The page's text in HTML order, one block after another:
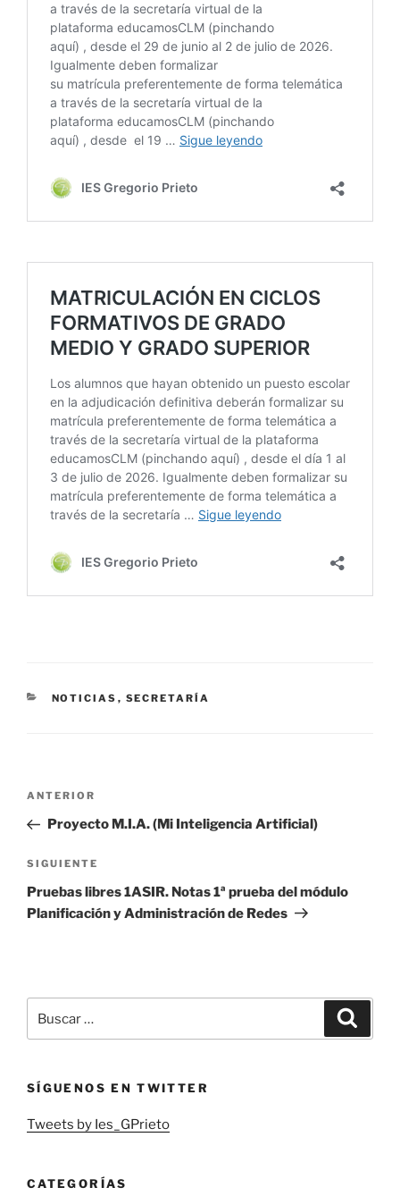
CATEGORÍAS
NOTICIAS , SECRETARÍA
Navegación
entradas
Entrada
anterior:
ANTERIOR
Proyecto M.I.A. (Mi Inteligencia Artificial)
Siguiente
entrada
SIGUIENTE
Pruebas libres 1ASIR. Notas 1ª prueba del módulo
Planificación y Administración de Redes
por:
SÍGUENOS EN TWITTER
Tweets by Ies_GPrieto
CATEGORÍAS